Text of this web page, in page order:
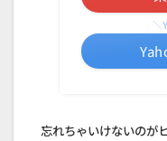
＼
忘れちゃいけないのが